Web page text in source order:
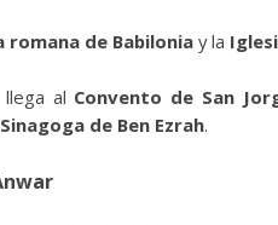
romana de Babilonia y la
al Convento de San
Sinagoga de Ben Ezrah.